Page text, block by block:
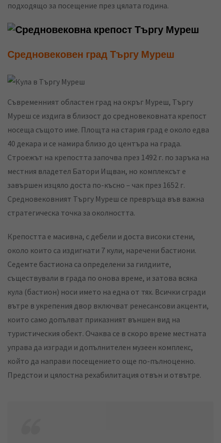
подходящо за посещение през цялата година.
Средновековен град Търгу Муреш
Съвременният областен град на окръг Муреш, Търгу
Муреш се издига в близост до средновековната крепост
носеща същото име. Площта на стария град е около едва
40 декара и се намира близо до центъра на града.
Строежът на крепостта започва през 1492 г. по заръка на
местния владетел Батори Ищван, но комплексът е
завършен изцяло доста по-късно – чак през 1652 г.
Средновековният Търгу Муреш се превръща във важна
стратегическа точка за околността.
Крепостта е масивна, с дебели и доста високи стени,
около които са издигнати 7 кули, наречени бастиони.
Седемте бастиона са определени за гилдиите,
съществували в града по онова време, и затова всяка
кула (бастион) носи името на една от тях. Всички сгради
вътре в укрепения двор включват ренесансови акценти,
които само допълват приказният външен вид на
туристическия обект. Очаква се в скоро време местната
управа да изгради и допълнителен музеен комплекс,
който да направи посещението още по-пълноценно.
Предстои и цялостна рехабилитация отвън и отвътре.